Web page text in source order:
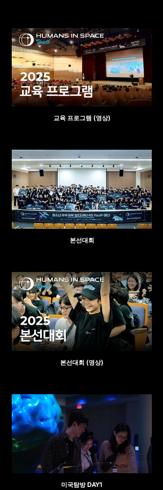
교육 프로그램 (영상)
본선대회
본선대회 (영상)
미국탐방 DAY1